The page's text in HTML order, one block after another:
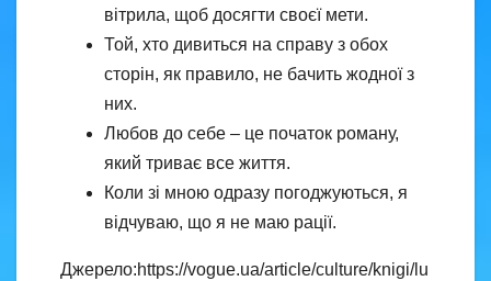
вітрила, щоб досягти своєї мети.
Той, хто дивиться на справу з обох
сторін, як правило, не бачить жодної з
них.
Любов до себе – це початок роману,
який триває все життя.
Коли зі мною одразу погоджуються, я
відчуваю, що я не маю рації.
Джерело:https://vogue.ua/article/culture/knigi/lu